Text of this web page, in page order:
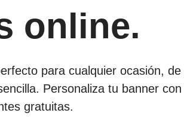
online.
para cualquier ocasión, de
Personaliza tu banner con
gratuitas.